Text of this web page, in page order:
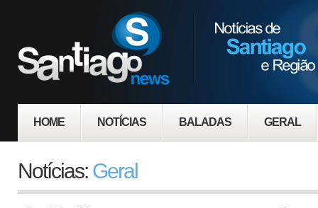
HOME NOTÍCIAS BALADAS GERAL
Notícias: Geral